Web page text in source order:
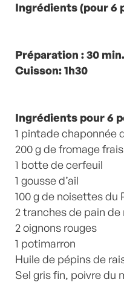
Ingrédients (pour 6
Préparation : 30 min.
Cuisson: 1h30
Ingrédients pour 6
1 pintade chaponnée
200 g de fromage frais
1 botte de cerfeuil
1 gousse d’ail
100 g de noisettes du
2 tranches de pain
2 oignons rouges
1 potimarron
Huile de pépins de
Sel gris fin, poivre du